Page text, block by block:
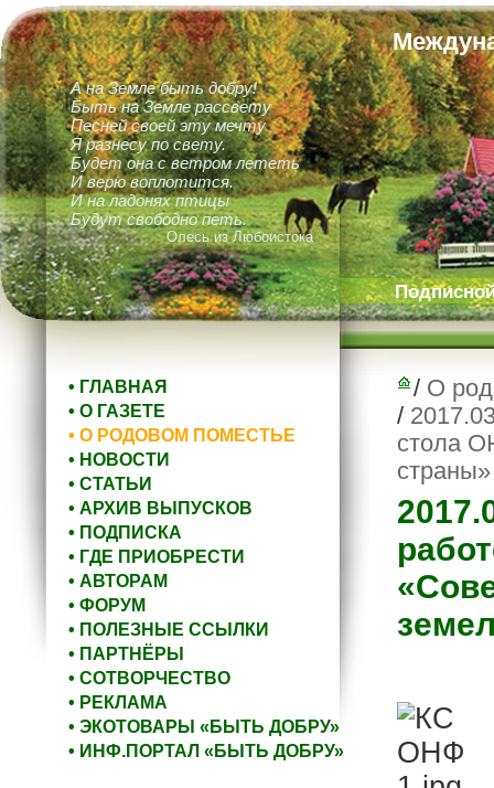
А на Земле быть добру!
Быть на Земле рассвету
Песней своей эту мечту
Я разнесу по свету.
Будет она с ветром лететь
И верю воплотится.
И на ладонях птицы
Будут свободно петь.
Олесь из Любоистока
• ГЛАВНАЯ
• О ГАЗЕТЕ
• О РОДОВОМ ПОМЕСТЬЕ
• НОВОСТИ
• СТАТЬИ
• АРХИВ ВЫПУСКОВ
• ПОДПИСКА
• ГДЕ ПРИОБРЕСТИ
• АВТОРАМ
• ФОРУМ
• ПОЛЕЗНЫЕ ССЫЛКИ
• ПАРТНЁРЫ
• СОТВОРЧЕСТВО
• РЕКЛАМА
• ЭКОТОВАРЫ «БЫТЬ ДОБРУ»
• ИНФ.ПОРТАЛ «БЫТЬ ДОБРУ»
/ О
/
стола